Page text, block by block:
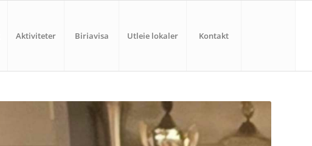
Aktiviteter Biriavisa Utleie lokaler Kontakt